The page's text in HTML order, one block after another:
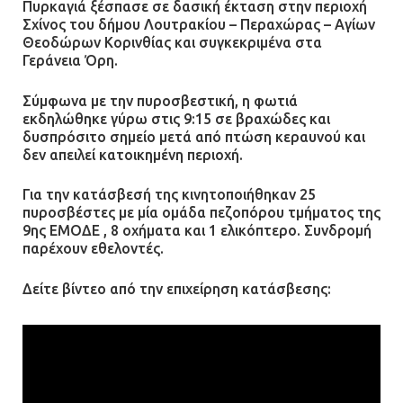
12.07.2026 | 15:07
αστυνομικοί για τους
πυροβολισμούς κατά του 20χρονου
με αναπηρία
11.07.2026 | 22:59
Ένα πουλί «υπεύθυνο» για την
πρωινή διακοπή ρεύματος στη
Μάνδρα
09.07.2026 | 11:12
Πυρκαγιά ξέσπασε σε δασική έκταση στην περιοχή
Σχίνος του δήμου Λουτρακίου – Περαχώρας – Αγίων
Θεοδώρων Κορινθίας και συγκεκριμένα στα
Γεράνεια Όρη.
Σύμφωνα με την πυροσβεστική, η φωτιά
εκδηλώθηκε γύρω στις 9:15 σε βραχώδες και
δυσπρόσιτο σημείο μετά από πτώση κεραυνού και
δεν απειλεί κατοικημένη περιοχή.
Για την κατάσβεσή της κινητοποιήθηκαν 25
πυροσβέστες με μία ομάδα πεζοπόρου τμήματος της
9ης ΕΜΟΔΕ , 8 οχήματα και 1 ελικόπτερο. Συνδρομή
παρέχουν εθελοντές.
Δείτε βίντεο από την επιχείρηση κατάσβεσης: